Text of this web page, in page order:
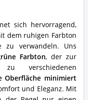
sich hervorragend,
dem ruhigen Farbton
zu verwandeln. Uns
Farbton, der zur
verschiedenen
Oberfläche minimiert
und Eleganz. Mit